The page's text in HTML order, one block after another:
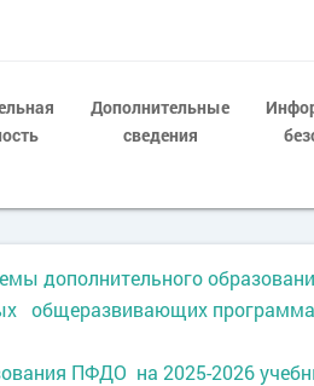
Дополнительные
сведения
дополнительного
общеразвивающих
ПФДО на 2025-2026